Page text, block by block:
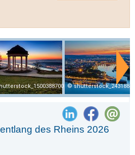
des Rheins 2026